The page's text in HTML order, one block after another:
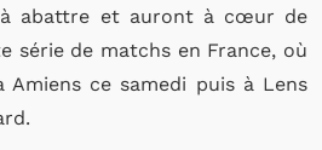
à abattre et auront à cœur de
série de matchs en France, où
Amiens ce samedi puis à Lens